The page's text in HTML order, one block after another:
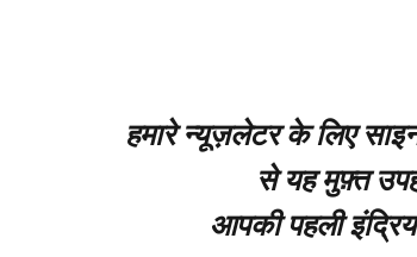
हमारे न्यूज़लेटर के लिए
से यह मुफ़्त
आपकी पहली